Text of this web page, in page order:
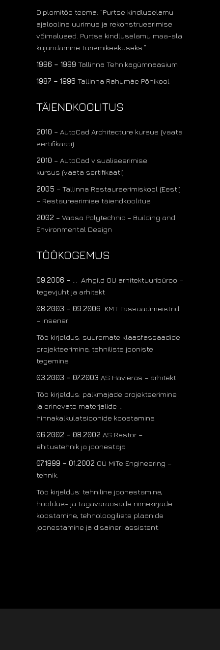
Diplomitöö teema: “Purtse kindluselamu
ajalooline uurimus ja rekonstrueerimise
võimalused. Purtse kindluselamu maa-ala
kujundamine turismikeskuseks.”
1996 – 1999 Tallinna Tehnikagümnaasium
1987 – 1996 Tallinna Rahumäe Põhikool
TÄIENDKOOLITUS
2010 – AutoCad Architecture kursus (vaata
sertifikaati)
2010 – AutoCad visualiseerimise
kursus (vaata sertifikaati)
2005 – Tallinna Restaureerimiskool (Eesti)
– Restaureerimise täiendkoolitus
2002 – Vaasa Polytechnic – Building and
Environmental Design
TÖÖKOGEMUS
09.2006 – … Arhgild OÜ arhitektuuribüroo –
tegevjuht ja arhitekt
08.2003 – 09.2006 KMT Fassaadimeistrid
– insener.
Töö kirjeldus: suuremate klaasfassaadide
projekteerimine, tehniliste jooniste
tegemine.
03.2003 – 07.2003 AS Havieras – arhitekt.
Töö kirjeldus: palkmajade projekteerimine
ja erinevate materjalide-,
hinnakalkulatsioonide koostamine.
06.2002 – 08.2002 AS Restor –
ehitustehnik ja joonestaja
07.1999 – 01.2002 OÜ MiTe Engineering –
tehnik.
Töö kirjeldus: tehniline joonestamine,
hooldus- ja tagavaraosade nimekirjade
koostamine, tehnoloogiliste plaanide
joonestamine ja disaineri assistent.